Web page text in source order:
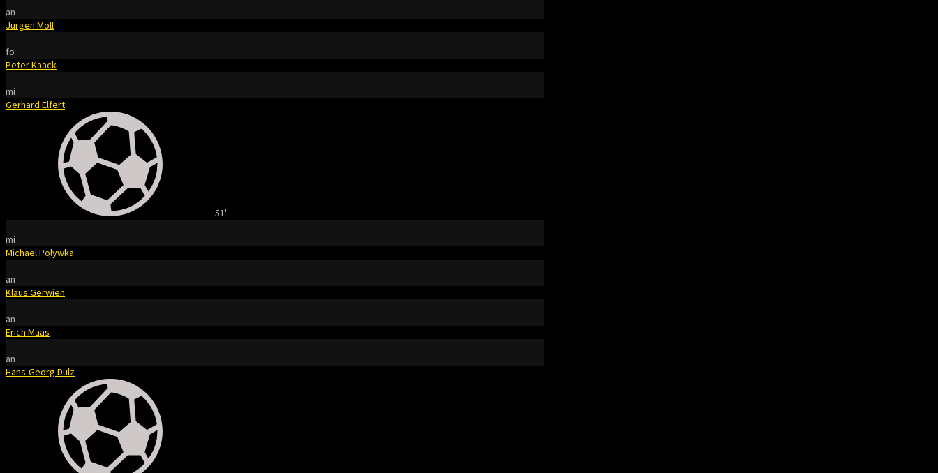
an
Jürgen Moll
fo
Peter Kaack
mi
Gerhard Elfert
51'
mi
Michael Polywka
an
Klaus Gerwien
an
Erich Maas
an
Hans-Georg Dulz